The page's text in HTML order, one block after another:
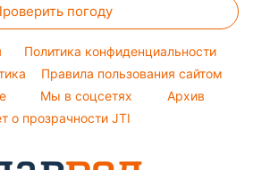
погоду
Политика конфиденциальности
Правила пользования сайтом
Мы в соцсетях
Архив
о прозрачности JTI